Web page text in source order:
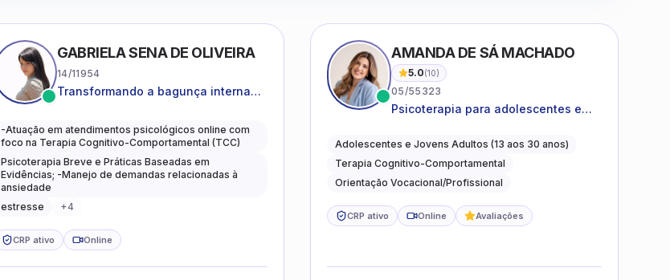
GABRIELA SENA DE OLIVEIRA
14/11954
Transformando a bagunça interna
leveza e caminhos mais gentis para
se viver.
-Atuação em atendimentos psicológicos online com
foco na Terapia Cognitivo-Comportamental (TCC)
Psicoterapia Breve e Práticas Baseadas em
Evidências; -Manejo de demandas relacionadas à
ansiedade
estresse
+4
CRP ativo Online
AMANDA DE SÁ MACHADO
5.0(10)
05/55323
Psicoterapia para adolescentes e
ansiedade, autoestima, relações e
orientação profissional
Adolescentes e Jovens Adultos (13 aos 30 anos)
Terapia Cognitivo-Comportamental
Orientação Vocacional/Profissional
CRP ativo Online Avaliações